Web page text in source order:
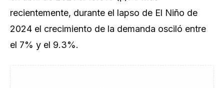
recientemente, durante el lapso de El Niño de
2024 el crecimiento de la demanda osciló entre
el 7% y el 9.3%.